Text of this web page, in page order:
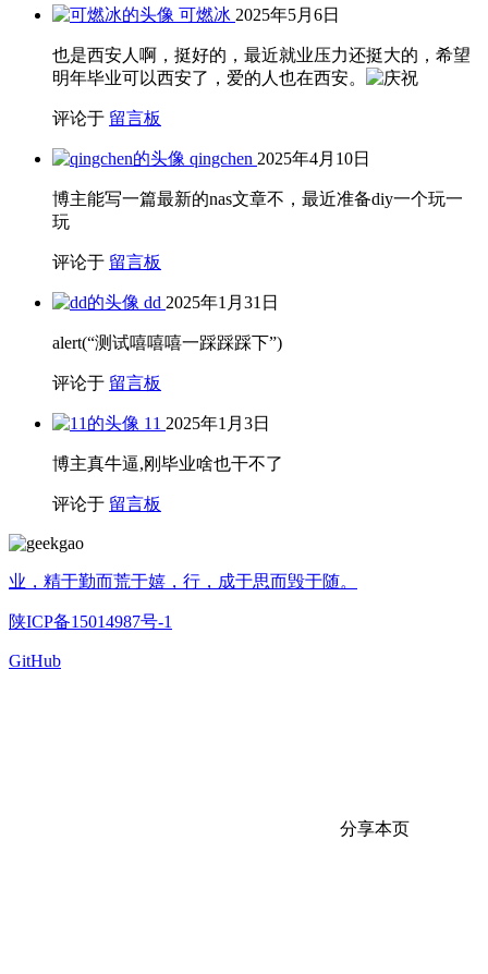
可燃冰 2025年5月6日
也是西安人啊，挺好的，最近就业压力还挺大的，希望
明年毕业可以西安了，爱的人也在西安。
评论于 留言板
qingchen 2025年4月10日
博主能写一篇最新的nas文章不，最近准备diy一个玩一
玩
评论于 留言板
dd 2025年1月31日
alert(“测试嘻嘻嘻一踩踩踩下”)
评论于 留言板
11 2025年1月3日
博主真牛逼,刚毕业啥也干不了
评论于 留言板
业，精于勤而荒于嬉，行，成于思而毁于随。
陕ICP备15014987号-1
GitHub
分享本页